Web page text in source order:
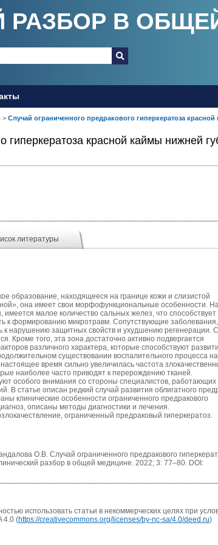
РАЗБОР В
> Случай ограниченного предракового гиперкератоза
гиперкератоза красной каймы нижней
литературы
образование, находящееся на границе кожи и слизистой
она имеет свои морфофункциональные особенности.
малое количество сальных желез, что способствует
к формированию микротравм. Сопутствующие заболевания,
к нарушению защитных свойств и ухудшению регенерации. С
Кроме того, эта зона достаточно активно подвергается
различного характера, которые способствуют
существовании воспалительного процесса на
время сильно увеличилась частота
наиболее часто приводят к перерождению тканей.
особого внимания со стороны специалистов, работающих
В статье описан редкий случай развития облигатного
клинические особенности ограниченного предракового
описаны методы диагностики и лечения.
ограниченный предраковый гиперкератоз.
О.В. Случай ограниченного предракового
разбор в общей медицине. 2022; 3: 77–80. DOI:
использовать статьи в некоммерческих целях при
4.0 (https://creativecommons.org/licenses/by-nc-sa/4.0/deed.ru)